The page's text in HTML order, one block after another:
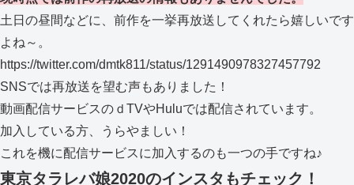
土日の昼間などに、前作を一挙再放送してくれたら嬉しいです
よね～。
https://twitter.com/dmtk811/status/1291490978327457792
SNSでは再放送を望む声もありました！
動画配信サービスのｄTVやHuluでは配信されています。
加入している方、うらやましい！
これを機に配信サービスに加入するのも一つの手ですね♪
東京タラレバ娘2020のインスタもチェック！